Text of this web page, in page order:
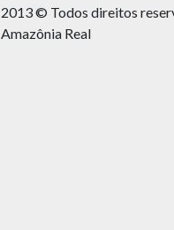
2013 © Todos direitos
Amazônia Real